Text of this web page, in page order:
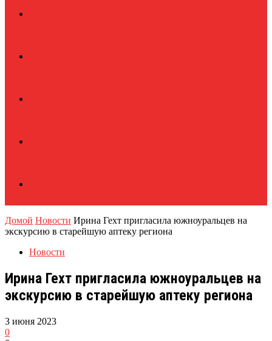
Домой Новости Ирина Гехт пригласила южноуральцев на
экскурсию в старейшую аптеку региона
Новости
Ирина Гехт пригласила южноуральцев на
экскурсию в старейшую аптеку региона
3 июня 2023
0